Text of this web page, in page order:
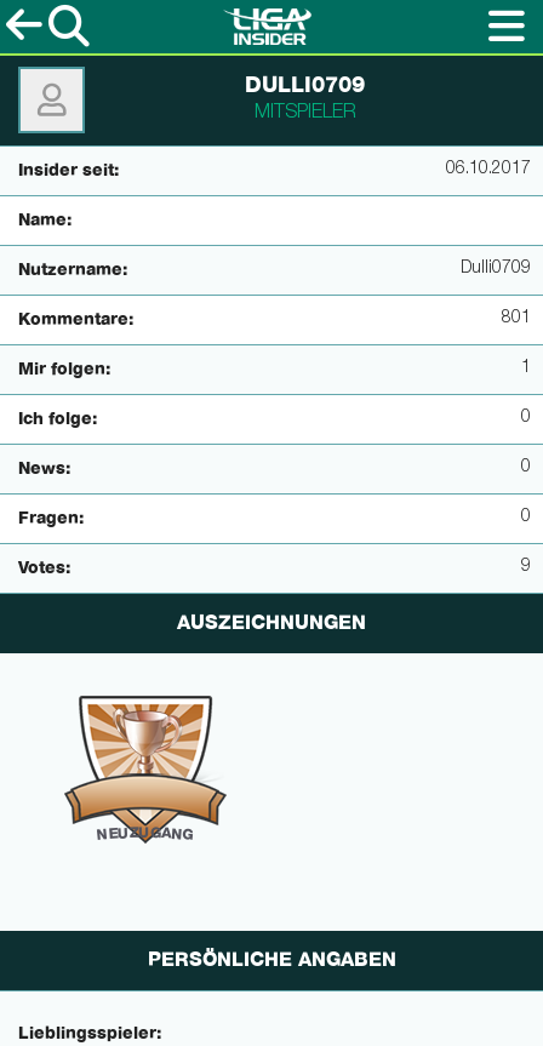
DULLI0709
MITSPIELER
Insider seit: 06.10.2017
Name:
Nutzername: Dulli0709
Kommentare: 801
Mir folgen: 1
Ich folge: 0
News: 0
Fragen: 0
Votes: 9
AUSZEICHNUNGEN
NEUZUGANG
PERSÖNLICHE ANGABEN
Lieblingsspieler: